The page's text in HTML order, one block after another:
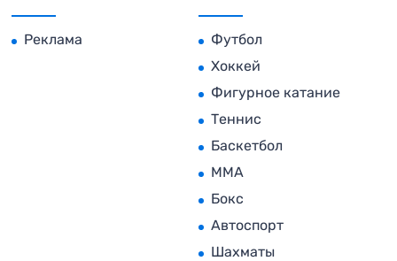
Реклама
Футбол
Хоккей
Фигурное катание
Теннис
Баскетбол
MMA
Бокс
Автоспорт
Шахматы